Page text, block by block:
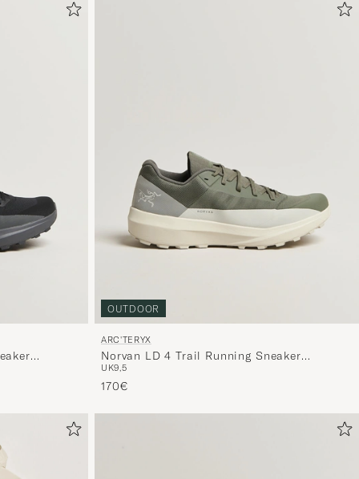
OUTDOOR
ARC'TERYX
Norvan LD 4 Trail Running Sneaker
Forage/Arctic Silk
UK9,5
170€